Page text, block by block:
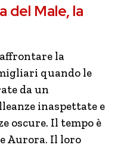
del Male, la
la
quando le
da un
inaspettate e
oscure. Il tempo è
Aurora. Il loro